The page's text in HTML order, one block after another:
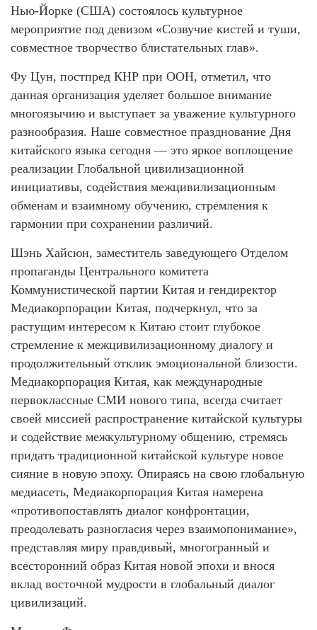
Нью-Йорке (США) состоялось культурное
мероприятие под девизом «Созвучие кистей и туши,
совместное творчество блистательных глав».
Фу Цун, постпред КНР при ООН, отметил, что
данная организация уделяет большое внимание
многоязычию и выступает за уважение культурного
разнообразия. Наше совместное празднование Дня
китайского языка сегодня — это яркое воплощение
реализации Глобальной цивилизационной
инициативы, содействия межцивилизационным
обменам и взаимному обучению, стремления к
гармонии при сохранении различий.
Шэнь Хайсюн, заместитель заведующего Отделом
пропаганды Центрального комитета
Коммунистической партии Китая и гендиректор
Медиакорпорации Китая, подчеркнул, что за
растущим интересом к Китаю стоит глубокое
стремление к межцивилизационному диалогу и
продолжительный отклик эмоциональной близости.
Медиакорпорация Китая, как международные
первоклассные СМИ нового типа, всегда считает
своей миссией распространение китайской культуры
и содействие межкультурному общению, стремясь
придать традиционной китайской культуре новое
сияние в новую эпоху. Опираясь на свою глобальную
медиасеть, Медиакорпорация Китая намерена
«противопоставлять диалог конфронтации,
преодолевать разногласия через взаимопонимание»,
представляя миру правдивый, многогранный и
всесторонний образ Китая новой эпохи и внося
вклад восточной мудрости в глобальный диалог
цивилизаций.